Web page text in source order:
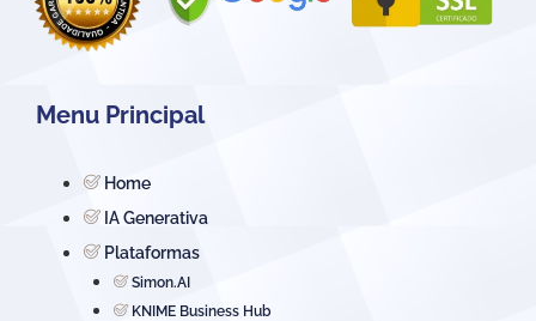
Menu Principal
Home
IA Generativa
Plataformas
Simon.AI
KNIME Business Hub